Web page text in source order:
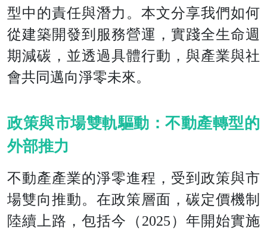
型中的責任與潛力。本文分享我們如何
從建築開發到服務營運，實踐全生命週
期減碳，並透過具體行動，與產業與社
會共同邁向淨零未來。
政策與市場雙軌驅動：不動產轉型的
外部推力
不動產產業的淨零進程，受到政策與市
場雙向推動。在政策層面，碳定價機制
陸續上路，包括今（2025）年開始實施